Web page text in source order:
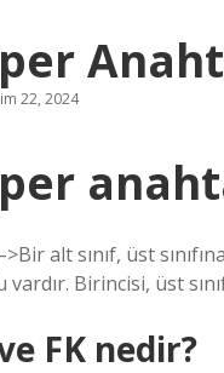
22, 2024
alt sınıf, üst
vardır. Birincisi, üst
FK nedir?